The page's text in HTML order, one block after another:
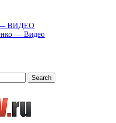
— ВИДЕО
— Видео
Search